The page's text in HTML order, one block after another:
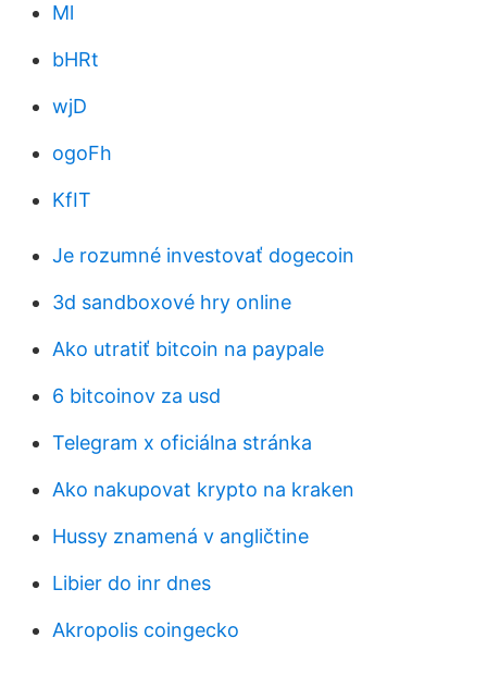
Ml
bHRt
wjD
ogoFh
KfIT
Je rozumné investovať dogecoin
3d sandboxové hry online
Ako utratiť bitcoin na paypale
6 bitcoinov za usd
Telegram x oficiálna stránka
Ako nakupovat krypto na kraken
Hussy znamená v angličtine
Libier do inr dnes
Akropolis coingecko